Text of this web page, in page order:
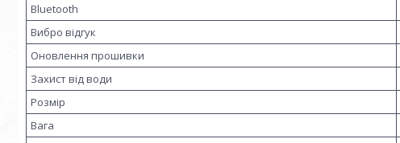
Bluetooth
Вибро відгук
Оновлення прошивки
Захист від води
Розмір
Вага